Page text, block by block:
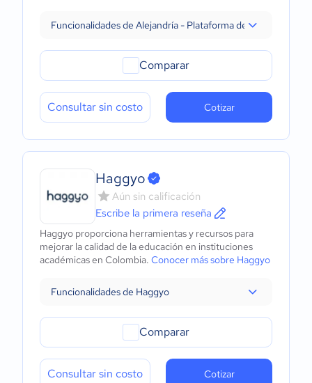
Funcionalidades de Alejandría - Plataforma de formación
Comparar
Consultar sin costo Cotizar
Haggyo
Aún sin calificación
Escribe la primera reseña
Haggyo proporciona herramientas y recursos para
mejorar la calidad de la educación en instituciones
académicas en Colombia. Conocer más sobre Haggyo
Funcionalidades de Haggyo
Comparar
Consultar sin costo Cotizar